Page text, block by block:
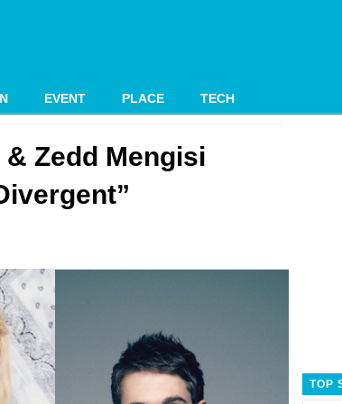
EVENT PLACE TECH
Zedd Mengisi
TOP